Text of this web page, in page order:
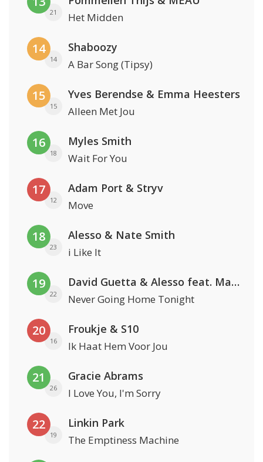
21 Het Midden
14
14
Shaboozy
A Bar Song (Tipsy)
15
15
Yves Berendse & Emma Heesters
Alleen Met Jou
16
18
Myles Smith
Wait For You
17
12
Adam Port & Stryv
Move
18
23
Alesso & Nate Smith
i Like It
19
22
David Guetta & Alesso feat. Madison Love
Never Going Home Tonight
20
16
Froukje & S10
Ik Haat Hem Voor Jou
21
26
Gracie Abrams
I Love You, I'm Sorry
22
19
Linkin Park
The Emptiness Machine